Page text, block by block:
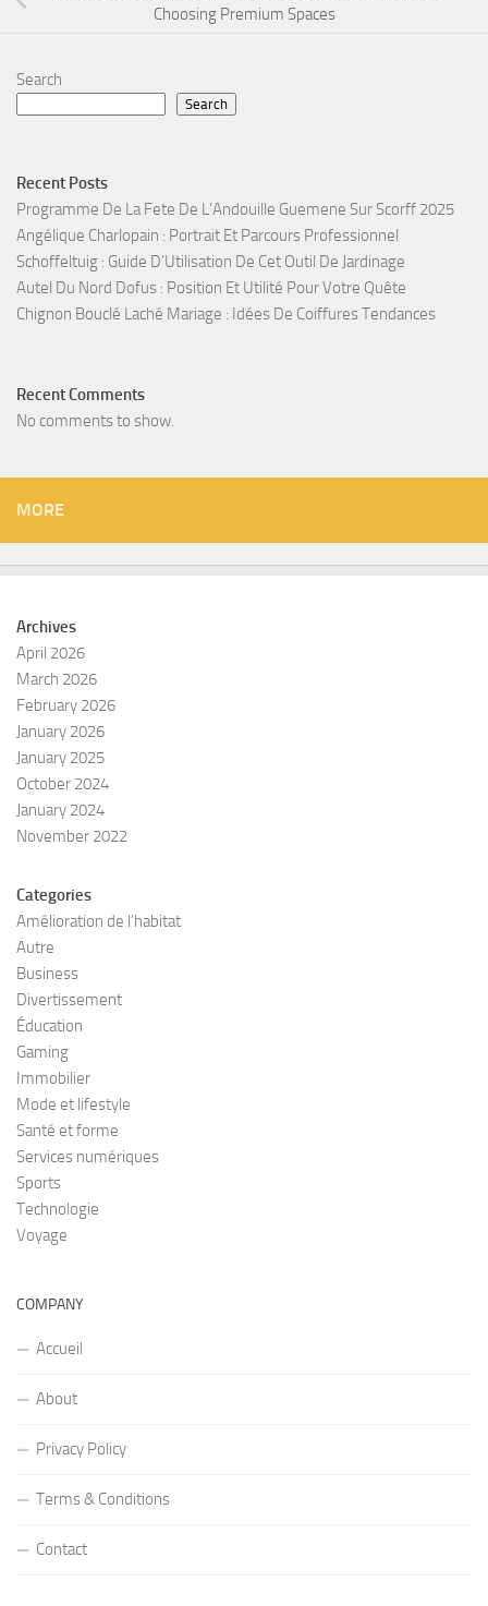
Choosing Premium Spaces
Search
Search
Recent Posts
Programme De La Fete De L’Andouille Guemene Sur Scorff 2025
Angélique Charlopain : Portrait Et Parcours Professionnel
Schoffeltuig : Guide D’Utilisation De Cet Outil De Jardinage
Autel Du Nord Dofus : Position Et Utilité Pour Votre Quête
Chignon Bouclé Laché Mariage : Idées De Coiffures Tendances
Recent Comments
No comments to show.
MORE
Archives
April 2026
March 2026
February 2026
January 2026
January 2025
October 2024
January 2024
November 2022
Categories
Amélioration de l’habitat
Autre
Business
Divertissement
Éducation
Gaming
Immobilier
Mode et lifestyle
Santé et forme
Services numériques
Sports
Technologie
Voyage
COMPANY
Accueil
About
Privacy Policy
Terms & Conditions
Contact